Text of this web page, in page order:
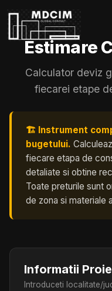
Estimare
Calculator deviz
fiecarei etape
🏗️ Instrument
bugetului.
fiecare etapa de
detaliate si obtine
Toate preturile sunt
de zona si materiale
Informatii
Introduceti localitate/